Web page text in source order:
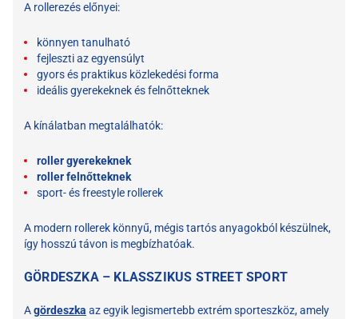
A rollerezés előnyei:
könnyen tanulható
fejleszti az egyensúlyt
gyors és praktikus közlekedési forma
ideális gyerekeknek és felnőtteknek
A kínálatban megtalálhatók:
roller gyerekeknek
roller felnőtteknek
sport- és freestyle rollerek
A modern rollerek könnyű, mégis tartós anyagokból készülnek,
így hosszú távon is megbízhatóak.
GÖRDESZKA – KLASSZIKUS STREET SPORT
Agördeszka az egyik legismertebb extrém sporteszköz, amely